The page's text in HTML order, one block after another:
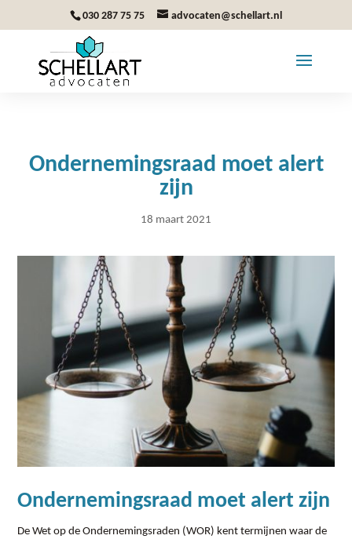
030 287 75 75 advocaten@schellart.nl
Ondernemingsraad moet alert
zijn
18 maart 2021
Ondernemingsraad moet alert zijn
De Wet op de Ondernemingsraden (WOR) kent termijnen waar de